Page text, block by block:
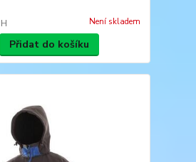
Není skladem
Přidat do košíku